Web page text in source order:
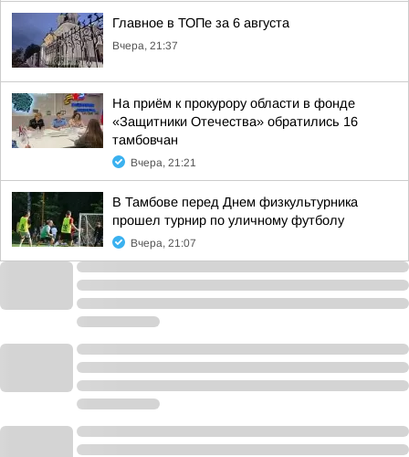
Главное в ТОПе за 6 августа
Вчера, 21:37
На приём к прокурору области в фонде
«Защитники Отечества» обратились 16
тамбовчан
Вчера, 21:21
В Тамбове перед Днем физкультурника
прошел турнир по уличному футболу
Вчера, 21:07